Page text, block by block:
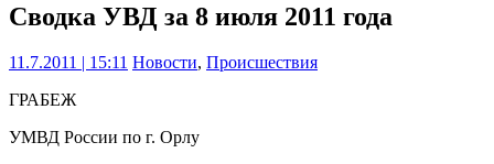
Сводка УВД за 8 июля 2011 года
11.7.2011 | 15:11 Новости, Происшествия
ГРАБЕЖ
УМВД России по г. Орлу